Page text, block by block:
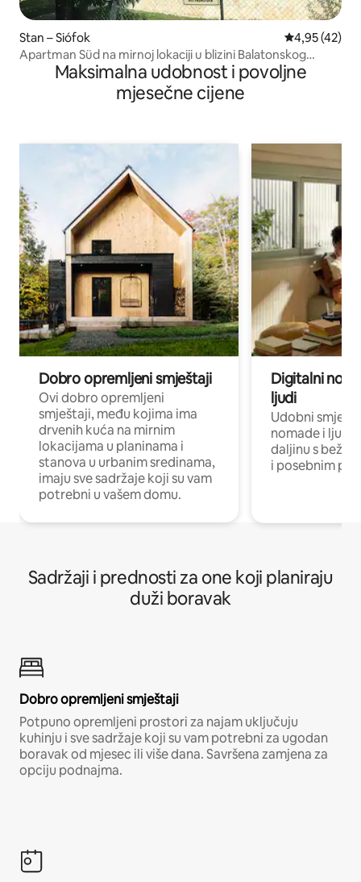
Stan – Siófok Prosječna
4,95 (42)
Apartman Süd na mirnoj lokaciji u blizini Balatonskog
Maksimalna udobnost i povoljne
mjesečne cijene
Dobro opremljeni smještaji
Ovi dobro opremljeni
smještaji, među kojima ima
drvenih kuća na mirnim
lokacijama u planinama i
stanova u urbanim sredinama,
imaju sve sadržaje koji su vam
potrebni u vašem domu.
Digitalni
ljudi
Udobni
nomade i ljude
daljinu s
i posebnim
Sadržaji i prednosti za one koji planiraju
duži boravak
Dobro opremljeni smještaji
Potpuno opremljeni prostori za najam uključuju
kuhinju i sve sadržaje koji su vam potrebni za ugodan
boravak od mjesec ili više dana. Savršena zamjena za
opciju podnajma.